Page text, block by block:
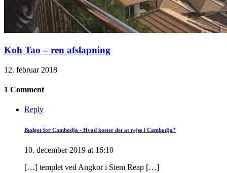
Koh Tao – ren afslapning
12. februar 2018
1 Comment
Reply
Budget for Cambodja - Hvad koster det at rejse i Cambodja?
10. december 2019 at 16:10
[…] templet ved Angkor i Siem Reap […]